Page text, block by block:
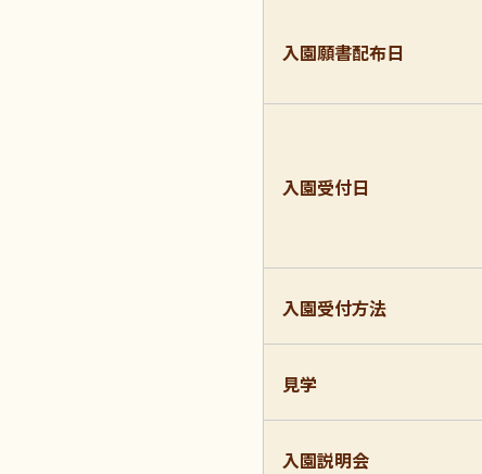
入園願書配布日
入園受付日
入園受付方法
見学
入園説明会